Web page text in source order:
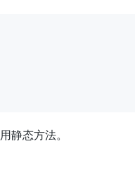
静态方法。